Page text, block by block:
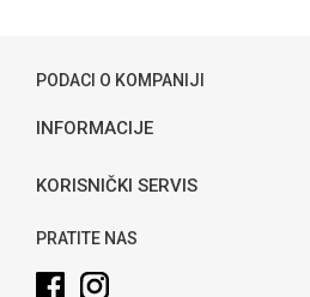
PODACI O KOMPANIJI
Gama S doo
Adresa
Telefon:
INFORMACIJE
O nama
KORISNIČKI SERVIS
Uslovi korišćenja i prodaje
PRATITE NAS